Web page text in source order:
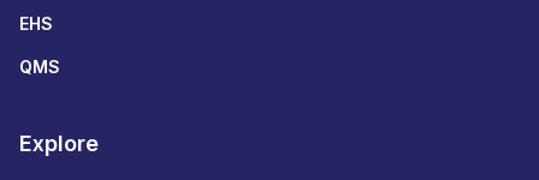
EHS
QMS
Explore